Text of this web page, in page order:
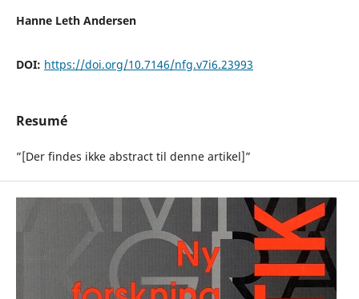
Hanne Leth Andersen
DOI: https://doi.org/10.7146/nfg.v7i6.23993
Resumé
”[Der findes ikke abstract til denne artikel]”